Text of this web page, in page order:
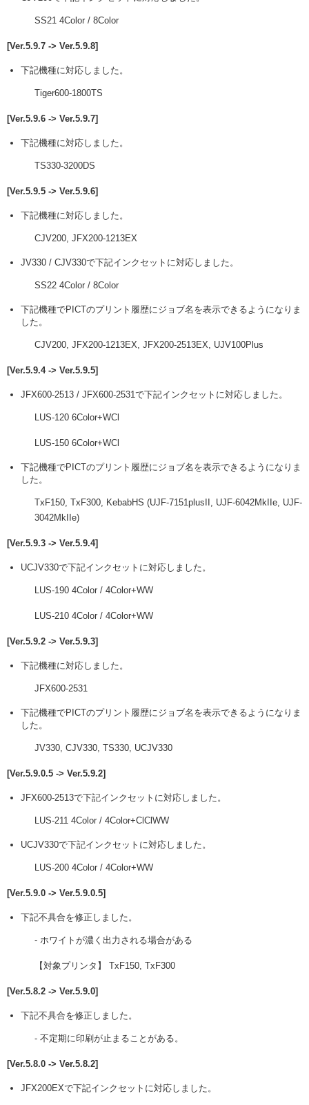
SS21 4Color / 8Color
[Ver.5.9.7 -> Ver.5.9.8]
下記機種に対応しました。
Tiger600-1800TS
[Ver.5.9.6 -> Ver.5.9.7]
下記機種に対応しました。
TS330-3200DS
[Ver.5.9.5 -> Ver.5.9.6]
下記機種に対応しました。
CJV200, JFX200-1213EX
JV330 / CJV330で下記インクセットに対応しました。
SS22 4Color / 8Color
下記機種でPICTのプリント履歴にジョブ名を表示できるようになりま
した。
CJV200, JFX200-1213EX, JFX200-2513EX, UJV100Plus
[Ver.5.9.4 -> Ver.5.9.5]
JFX600-2513 / JFX600-2531で下記インクセットに対応しました。
LUS-120 6Color+WCl
LUS-150 6Color+WCl
下記機種でPICTのプリント履歴にジョブ名を表示できるようになりま
した。
TxF150, TxF300, KebabHS (UJF-7151plusII, UJF-6042MkIIe, UJF-
3042MkIIe)
[Ver.5.9.3 -> Ver.5.9.4]
UCJV330で下記インクセットに対応しました。
LUS-190 4Color / 4Color+WW
LUS-210 4Color / 4Color+WW
[Ver.5.9.2 -> Ver.5.9.3]
下記機種に対応しました。
JFX600-2531
下記機種でPICTのプリント履歴にジョブ名を表示できるようになりま
した。
JV330, CJV330, TS330, UCJV330
[Ver.5.9.0.5 -> Ver.5.9.2]
JFX600-2513で下記インクセットに対応しました。
LUS-211 4Color / 4Color+ClClWW
UCJV330で下記インクセットに対応しました。
LUS-200 4Color / 4Color+WW
[Ver.5.9.0 -> Ver.5.9.0.5]
下記不具合を修正しました。
- ホワイトが濃く出力される場合がある
【対象プリンタ】 TxF150, TxF300
[Ver.5.8.2 -> Ver.5.9.0]
下記不具合を修正しました。
- 不定期に印刷が止まることがある。
[Ver.5.8.0 -> Ver.5.8.2]
JFX200EXで下記インクセットに対応しました。